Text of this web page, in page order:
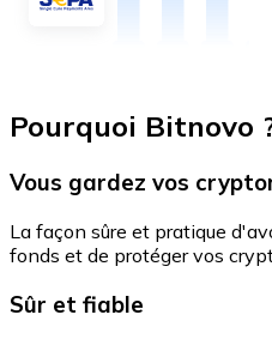
Pourquoi Bitnovo
Vous gardez vos
La façon sûre et pratique
fonds et de protéger vos
Sûr et fiable